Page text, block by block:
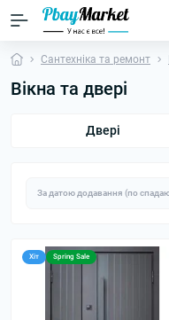
Сантехніка та ремонт
Вікна та двері
Двері
Хіт Spring Sale